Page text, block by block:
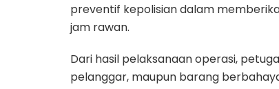
preventif kepolisian dalam
jam rawan.
Dari hasil pelaksanaan operasi,
pelanggar, maupun barang